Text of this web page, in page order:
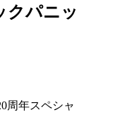
クパニッ
周年スペシャ